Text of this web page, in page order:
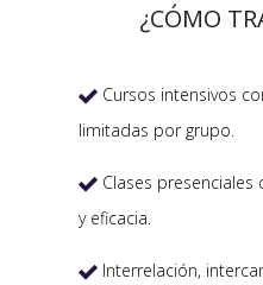
¿CÓMO
 Cursos intensivos
limitadas por grupo.
 Clases
y eficacia.
 Interrelación,